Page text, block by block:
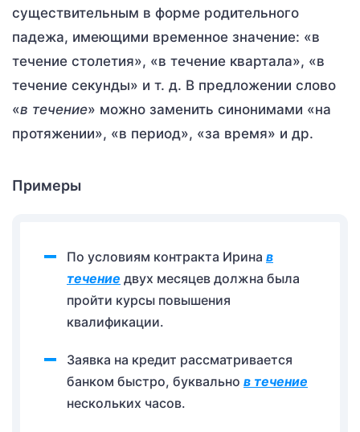
существительным в форме родительного
падежа, имеющими временное значение: «в
течение столетия», «в течение квартала», «в
течение секунды» и т. д. В предложении слово
«в течение» можно заменить синонимами «на
протяжении», «в период», «за время» и др.
Примеры
По условиям контракта Ирина в
течение двух месяцев должна была
пройти курсы повышения
квалификации.
Заявка на кредит рассматривается
банком быстро, буквально в течение
нескольких часов.